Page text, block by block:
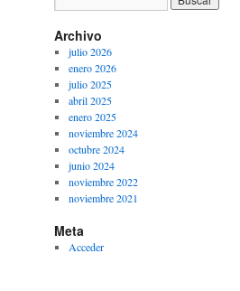
Archivo
julio 2026
enero 2026
julio 2025
abril 2025
enero 2025
noviembre 2024
octubre 2024
junio 2024
noviembre 2022
noviembre 2021
Meta
Acceder